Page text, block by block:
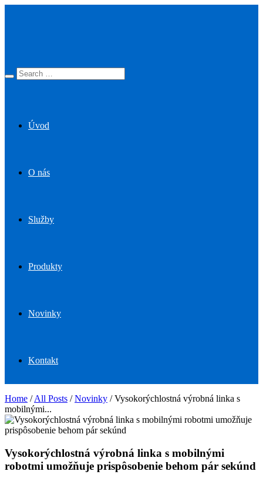
Úvod
O nás
Služby
Produkty
Novinky
Kontakt
Home /All Posts /Novinky /Vysokorýchlostná výrobná linka s
mobilnými...
Vysokorýchlostná výrobná linka s mobilnými
robotmi umožňuje prispôsobenie behom pár sekúnd